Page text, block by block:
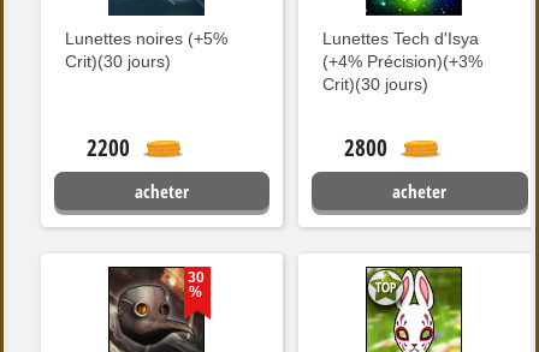
Lunettes noires (+5%
Crit)(30 jours)
2200
acheter
Lunettes Tech d'Isya
(+4% Précision)(+3%
Crit)(30 jours)
2800
acheter
30
%